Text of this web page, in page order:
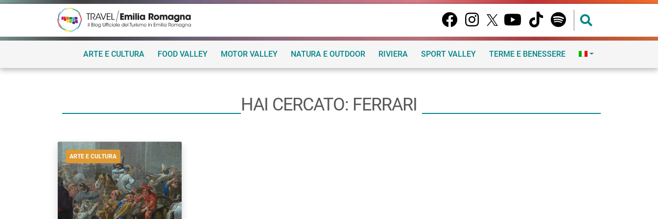
ARTE E CULTURA FOOD VALLEY MOTOR VALLEY NATURA E OUTDOOR RIVIERA SPORT VALLEY TERME E BENESSERE
HAI CERCATO: FERRARI
ARTE E CULTURA